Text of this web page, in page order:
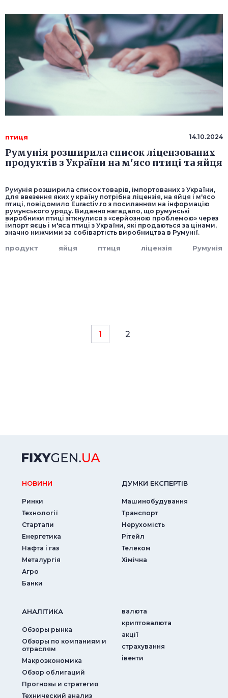
птиця 14.10.2024
Румунія розширила список ліцензованих
продуктів з України на м'ясо птиці та яйця
Румунія розширила список товарів, імпортованих з України,
для ввезення яких у країну потрібна ліцензія, на яйця і м'ясо
птиці, повідомило Euractiv.ro з посиланням на інформацію
румунського уряду. Видання нагадало, що румунські
виробники птиці зіткнулися з «серйозною проблемою» через
імпорт яєць і м'яса птиці з України, які продаються за цінами,
значно нижчими за собівартість виробництва в Румунії.
продукт яйця птиця ліцензія Румунія
1 2
НОВИНИ
Ринки
Технології
Стартапи
Енергетика
Нафта і газ
Металургія
Агро
Банки
ДУМКИ ЕКСПЕРТIВ
Машинобудування
Транспорт
Нерухомість
Рітейл
Телеком
Хімічна
АНАЛIТИКА
Обзоры рынка
Обзоры по компаниям и
отраслям
Макроэкономика
Обзор облигаций
Прогнозы и стратегия
Технический анализ
валюта
криптовалюта
акції
страхування
iвенти